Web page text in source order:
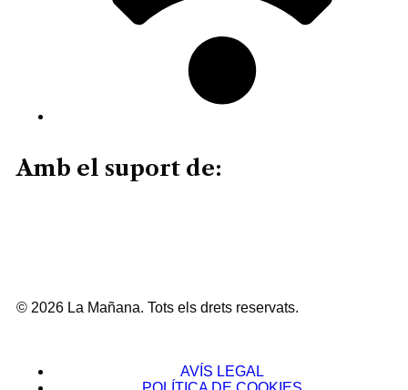
Amb el suport de:
© 2026 La Mañana. Tots els drets reservats.
AVÍS LEGAL